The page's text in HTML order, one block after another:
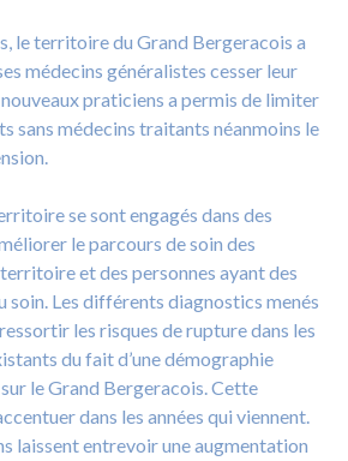
le territoire du Grand Bergeracois a
médecins généralistes cesser leur
nouveaux praticiens a permis de limiter
sans médecins traitants néanmoins le
se sont engagés dans des
le parcours de soin des
et des personnes ayant des
soin. Les différents diagnostics menés
les risques de rupture dans les
du fait d’une démographie
le Grand Bergeracois. Cette
dans les années qui viennent.
laissent entrevoir une augmentation